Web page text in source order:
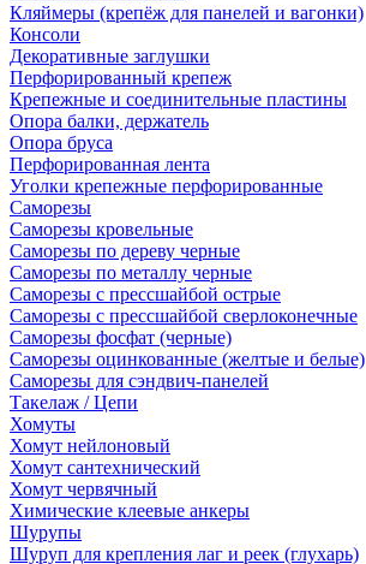
Кляймеры (крепёж для панелей и вагонки)
Консоли
Декоративные заглушки
Перфорированный крепеж
Крепежные и соединительные пластины
Опора балки, держатель
Опора бруса
Перфорированная лента
Уголки крепежные перфорированные
Саморезы
Саморезы кровельные
Саморезы по дереву черные
Саморезы по металлу черные
Саморезы с прессшайбой острые
Саморезы с прессшайбой сверлоконечные
Саморезы фосфат (черные)
Саморезы оцинкованные (желтые и белые)
Саморезы для сэндвич-панелей
Такелаж / Цепи
Хомуты
Хомут нейлоновый
Хомут сантехнический
Хомут червячный
Химические клеевые анкеры
Шурупы
Шуруп для крепления лаг и реек (глухарь)